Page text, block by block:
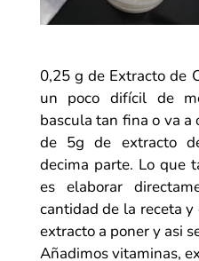
0,25 g de Extracto de
un poco difícil de
bascula tan fina o va a
de 5g de extracto
decima parte. Lo que
es elaborar
cantidad de la receta
extracto a poner y asi
Añadimosvitaminas,